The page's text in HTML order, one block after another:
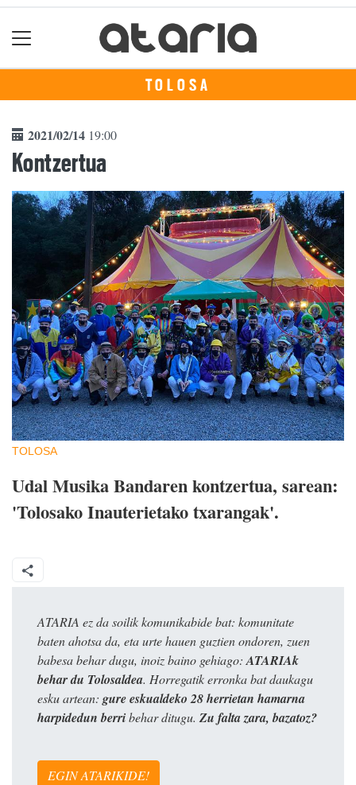
TOLOSA
2021/02/14 19:00
Kontzertua
TOLOSA
Udal Musika Bandaren kontzertua, sarean:
'Tolosako Inauterietako txarangak'.
ATARIA ez da soilik komunikabide bat: komunitate
baten ahotsa da, eta urte hauen guztien ondoren, zuen
babesa behar dugu, inoiz baino gehiago:ATARIAk
behar du Tolosaldea. Horregatik erronka bat daukagu
esku artean: gure eskualdeko 28 herrietan hamarna
harpidedun berribehar ditugu. Zu falta zara, bazatoz?
EGIN ATARIKIDE!